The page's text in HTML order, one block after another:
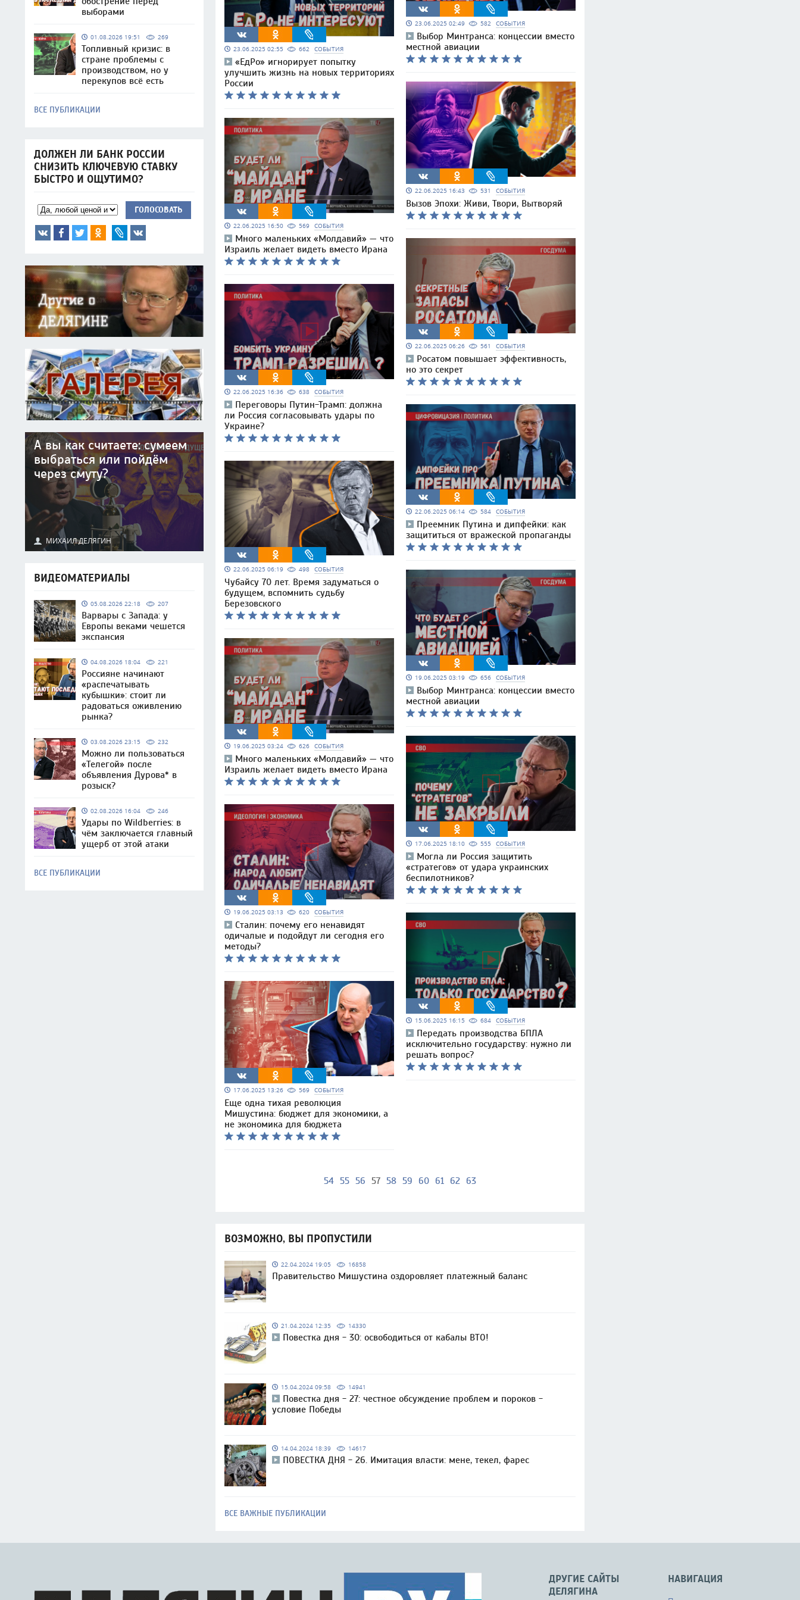
выборами
01.08.2026 19:51 269
Топливный кризис: в
стране проблемы с
производством, но у
перекупов всё есть
ВСЕ ПУБЛИКАЦИИ
ДОЛЖЕН ЛИ БАНК РОССИИ
СНИЗИТЬ КЛЮЧЕВУЮ СТАВКУ
БЫСТРО И ОЩУТИМО?
ГОЛОСОВАТЬ
А вы как считаете: сумеем
выбраться или пойдём
через смуту?
МИХАИЛ ДЕЛЯГИН
ВИДЕОМАТЕРИАЛЫ
05.08.2026 22:18 207
Варвары с Запада: у
Европы веками чешется
экспансия
04.08.2026 18:04 221
Россияне начинают
«распечатывать
кубышки»: стоит ли
радоваться оживлению
рынка?
03.08.2026 23:15 232
Можно ли пользоваться
«Телегой» после
объявления Дурова* в
розыск?
02.08.2026 16:04 246
Удары по Wildberries: в
чём заключается главный
ущерб от этой атаки
ВСЕ ПУБЛИКАЦИИ
23.06.2025 02:55 662 СОБЫТИЯ
«ЕдРо» игнорирует попытку
улучшить жизнь на новых территориях
России
22.06.2025 16:50 569 СОБЫТИЯ
Много маленьких «Молдавий» — что
Израиль желает видеть вместо Ирана
22.06.2025 16:36 638 СОБЫТИЯ
Переговоры Путин-Трамп: должна
ли Россия согласовывать удары по
Украине?
22.06.2025 06:19 498 СОБЫТИЯ
Чубайсу 70 лет. Время задуматься о
будущем, вспомнить судьбу
Березовского
19.06.2025 03:24 626 СОБЫТИЯ
Много маленьких «Молдавий» — что
Израиль желает видеть вместо Ирана
19.06.2025 03:13 620 СОБЫТИЯ
Сталин: почему его ненавидят
одичалые и подойдут ли сегодня его
методы?
17.06.2025 13:26 569 СОБЫТИЯ
Еще одна тихая революция
Мишустина: бюджет для экономики, а
не экономика для бюджета
23.06.2025 02:49 582 СОБЫТИЯ
Выбор Минтранса: концессии вместо
местной авиации
22.06.2025 16:43 531 СОБЫТИЯ
Вызов Эпохи: Живи, Твори, Вытворяй
22.06.2025 06:26 561 СОБЫТИЯ
Росатом повышает эффективность,
но это секрет
22.06.2025 06:14 584 СОБЫТИЯ
Преемник Путина и дипфейки: как
защититься от вражеской пропаганды
19.06.2025 03:19 656 СОБЫТИЯ
Выбор Минтранса: концессии вместо
местной авиации
17.06.2025 18:10 555 СОБЫТИЯ
Могла ли Россия защитить
«стратегов» от удара украинских
беспилотников?
15.06.2025 16:15 684 СОБЫТИЯ
Передать производства БПЛА
исключительно государству: нужно ли
решать вопрос?
54 55 56 57 58 59 60 61 62 63
ВОЗМОЖНО, ВЫ ПРОПУСТИЛИ
22.04.2024 19:05 16858
Правительство Мишустина оздоровляет платежный баланс
21.04.2024 12:35 14330
Повестка дня - 30: освободиться от кабалы ВТО!
15.04.2024 09:58 14941
Повестка дня - 27: честное обсуждение проблем и пороков -
условие Победы
14.04.2024 18:39 14617
ПОВЕСТКА ДНЯ - 26. Имитация власти: мене, текел, фарес
ВСЕ ВАЖНЫЕ ПУБЛИКАЦИИ
НАВИГАЦИЯ
ДРУГИЕ САЙТЫ
ДЕЛЯГИНА